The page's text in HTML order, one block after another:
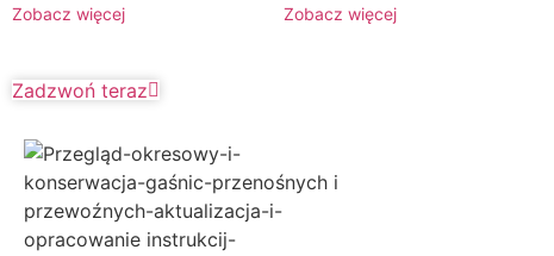
Zobacz więcej Zobacz więcej
Zadzwoń teraz